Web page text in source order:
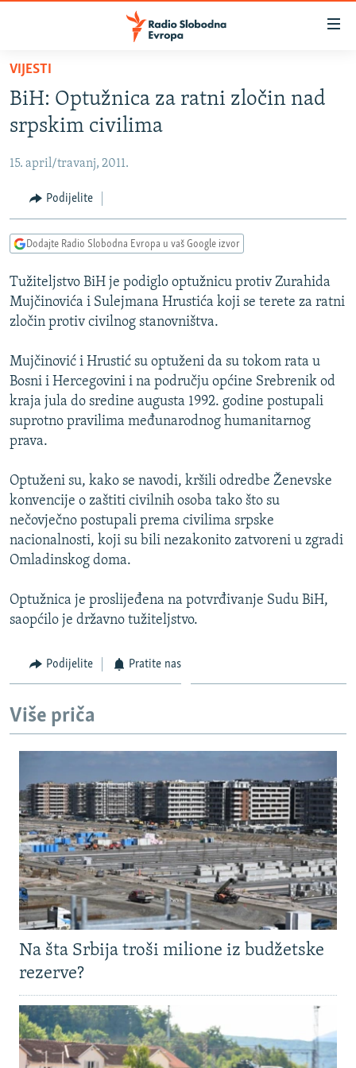
Pređite
glavni
sadržaj
Pređite
na
navigaciju
Pređite
na
BOSNA I HERCEGOVINA
SRBIJA
KOSOVO
CRNA GORA
VIDEO
FOTOGALERIJE
INFOGRAFIKE
PODCASTI
RAT U UKRAJINI
KINA NA BALKANU
ISPRIČAJ MI
DNEVNO@RSE
SPECIJALI RSE
GENOCID U SREBRENICI
POPLAVE I KLIZIŠTA U BIH 2024.
TV LIBERTY
POST SCRIPTUM
MOJA EVROPA
TRI DECENIJE OD RATA U BIH
SVE KARTE DEJTONA
NASTANAK I RASPAD JUGOSLAVIJE
Sve RFE/RL stranice
VIJESTI
BiH: Optužnica za ratni zločin nad
srpskim civilima
15. april/travanj, 2011.
Podijelite
Dodajte Radio Slobodna Evropa u vaš Google izvor
Tužiteljstvo BiH je podiglo optužnicu protiv Zurahida
Mujčinovića i Sulejmana Hrustića koji se terete za ratni
zločin protiv civilnog stanovništva.
Mujčinović i Hrustić su optuženi da su tokom rata u
Bosni i Hercegovini i na području općine Srebrenik od
kraja jula do sredine augusta 1992. godine postupali
suprotno pravilima međunarodnog humanitarnog
prava.
Optuženi su, kako se navodi, kršili odredbe Ženevske
konvencije o zaštiti civilnih osoba tako što su
nečovječno postupali prema civilima srpske
nacionalnosti, koji su bili nezakonito zatvoreni u zgradi
Omladinskog doma.
Optužnica je proslijeđena na potvrđivanje Sudu BiH,
saopćilo je državno tužiteljstvo.
Podijelite Pratite nas
Više priča
Na šta Srbija troši milione iz budžetske
rezerve?